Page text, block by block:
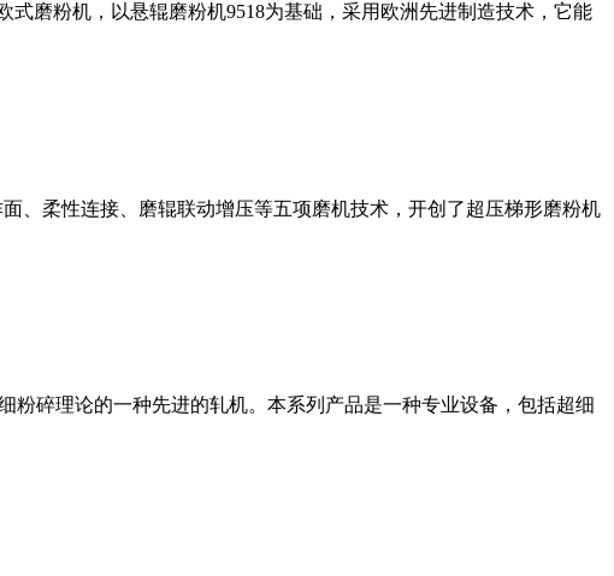
磨粉机，以悬辊磨粉机9518为基础，采用欧洲先进制造技术，它能
、柔性连接、磨辊联动增压等五项磨机技术，开创了超压梯形磨粉机
碎理论的一种先进的轧机。本系列产品是一种专业设备，包括超细